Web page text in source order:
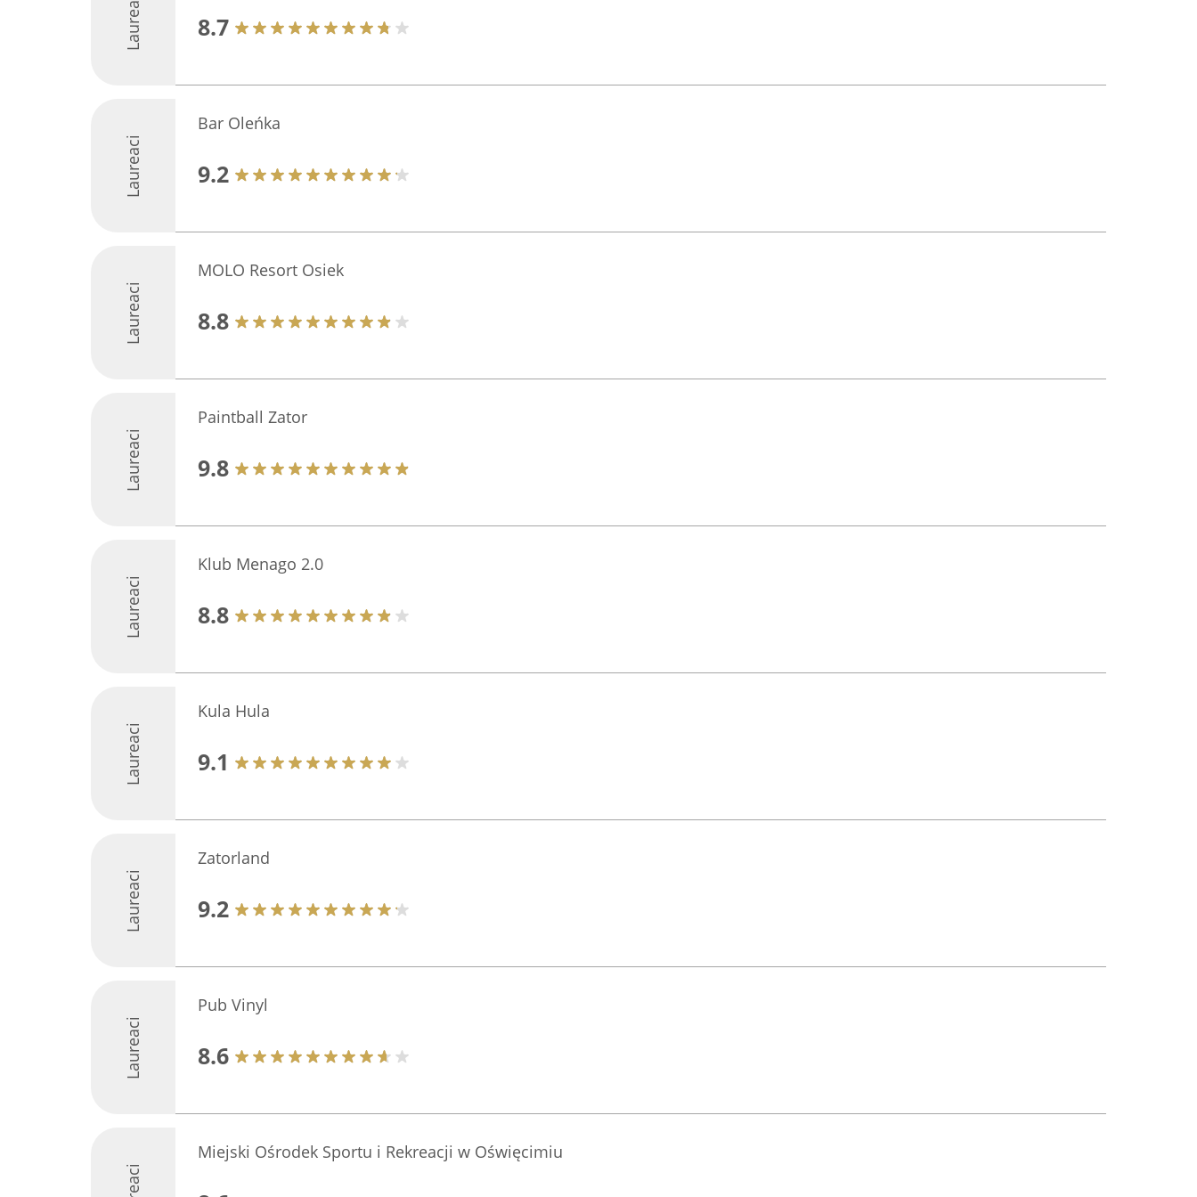
Laureaci 8.7
Laureaci
Bar Oleńka
9.2
Laureaci
MOLO Resort Osiek
8.8
Laureaci
Paintball Zator
9.8
Laureaci
Klub Menago 2.0
8.8
Laureaci
Kula Hula
9.1
Laureaci
Zatorland
9.2
Laureaci
Pub Vinyl
8.6
Miejski Ośrodek Sportu i Rekreacji w Oświęcimiu